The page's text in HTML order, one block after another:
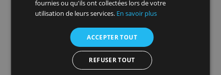
Pret
Livret Depargne B